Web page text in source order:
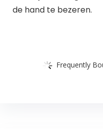
de hand te bezeren.
Frequently